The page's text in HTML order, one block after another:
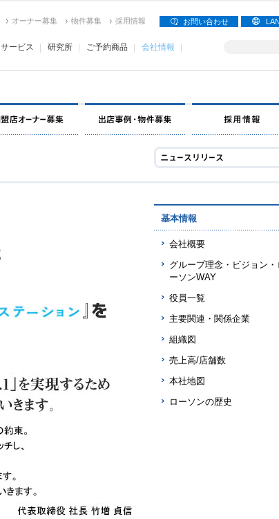
オーナー募集 物件募集 採用情報 お問い合わせ
サービス 研究所 ご予約商品 会社情報
基本情報
会社概要
グループ理念・ビジョン・
ーソンWAY
役員一覧
主要関連・関係企業
組織図
売上高/店舗数
本社地図
ローソンの歴史